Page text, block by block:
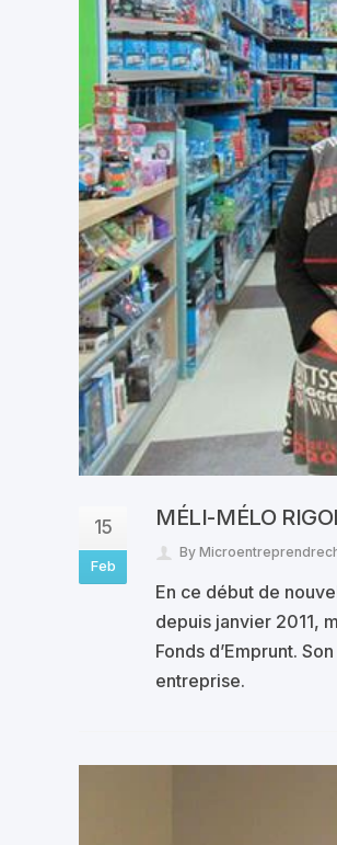
15
Feb
MÉLI-MÉLO
By
En ce début de
depuis janvier 2011,
Fonds d’Emprunt.
entreprise.